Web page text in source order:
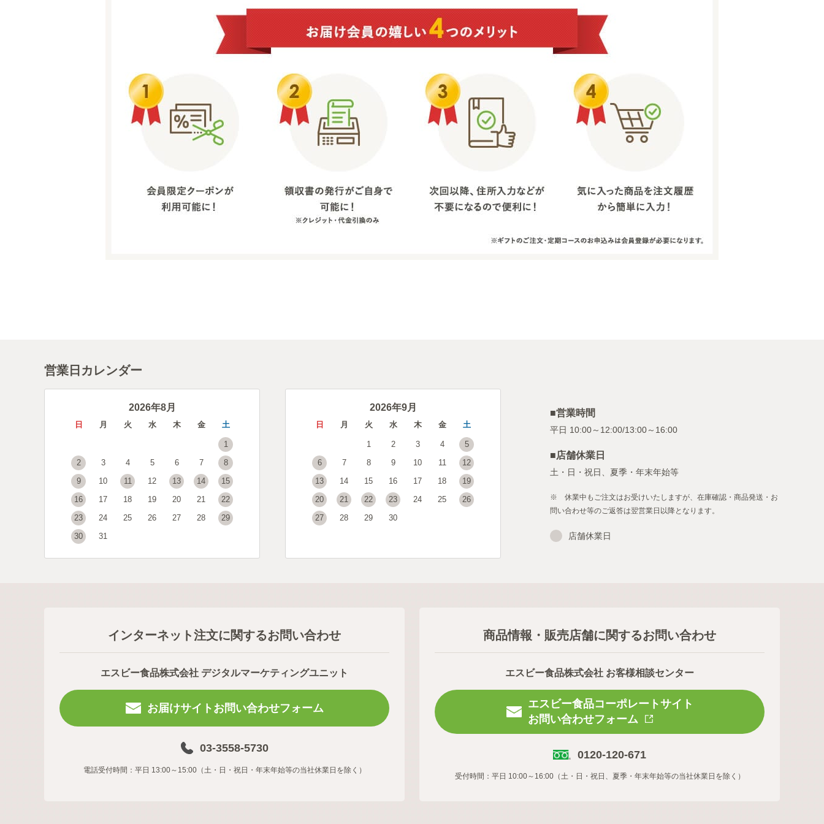
営業日カレンダー
2026年8月
日 月 火 水 木 金 土
1
2
3 4 5 6 7
8
9
10 11 12 13 14
15
16
17 18 19 20 21
22
23
24 25 26 27 28
29
30
31
2026年9月
日 月 火 水 木 金 土
1 2 3 4
5
6
7 8 9 10 11
12
13
14 15 16 17 18
19
20
21 22 23 24 25
26
27
28 29 30
■営業時間
■店舗休業日
土・日・祝日、夏季・年末年始等
※ 休業中もご注文はお受けいたしますが、在庫確認・商品発送・お
問い合わせ等のご返答は翌営業日以降となります。
店舗休業日
インターネット注文に関するお問い合わせ
エスビー食品株式会社 デジタルマーケティングユニット
お届けサイトお問い合わせフォーム
03-3558-5730
電話受付時間：平日 13:00～15:00（土・日・祝日・年末年始等の当社休業日を除く）
商品情報・販売店舗に関するお問い合わせ
エスビー食品株式会社 お客様相談センター
エスビー食品コーポレートサイト
お問い合わせフォーム
0120-120-671
受付時間：平日 10:00～16:00（土・日・祝日、夏季・年末年始等の当社休業日を除く）